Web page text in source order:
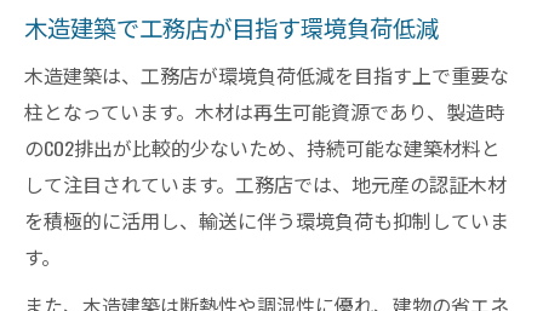
木造建築で工務店が目指す環境負荷低減
木造建築は、工務店が環境負荷低減を目指す上で重要な
柱となっています。木材は再生可能資源であり、製造時
のCO2排出が比較的少ないため、持続可能な建築材料と
して注目されています。工務店では、地元産の認証木材
を積極的に活用し、輸送に伴う環境負荷も抑制していま
す。
また、木造建築は断熱性や調湿性に優れ、建物の省エネ